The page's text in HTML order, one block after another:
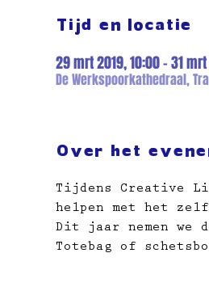
Tijd en locatie
29 mrt 2019, 10:00 – 31
De Werkspoorkathedraal,
Over het
Tijdens Creative
helpen met het
Dit jaar nemen we
Totebag of